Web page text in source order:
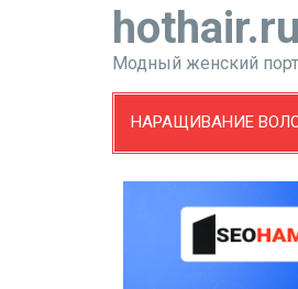
hothair.ru
Модный женский
НАРАЩИВАНИЕ